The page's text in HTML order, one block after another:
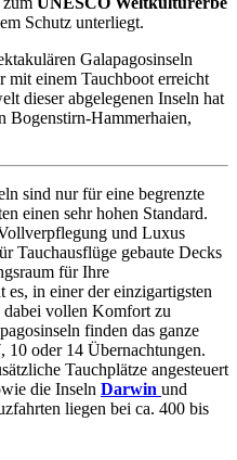
Schutz unterliegt.
Galapagosinseln
einem Tauchboot erreicht
dieser abgelegenen Inseln hat
Bogenstirn-Hammerhaien,
sind nur für eine begrenzte
einen sehr hohen Standard.
und Luxus
Tauchausflüge gebaute Decks
für Ihre
in einer der einzigartigsten
dabei vollen Komfort zu
finden das ganze
10 oder 14 Übernachtungen.
Tauchplätze angesteuert
die Inseln Darwin und
liegen bei ca. 400 bis